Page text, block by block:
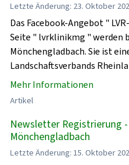
Letzte Änderung: 23. Oktober
Das Facebook-Angebot "
Seite " lvrklinikmg " werden
Mönchengladbach. Sie ist
Landschaftsverbands
Mehr Informationen
Artikel
Newsletter Registrierung -
Mönchengladbach
Letzte Änderung: 15. Oktober